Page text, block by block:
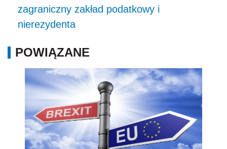
zagraniczny zakład podatkowy i
nierezydenta
POWIĄZANE